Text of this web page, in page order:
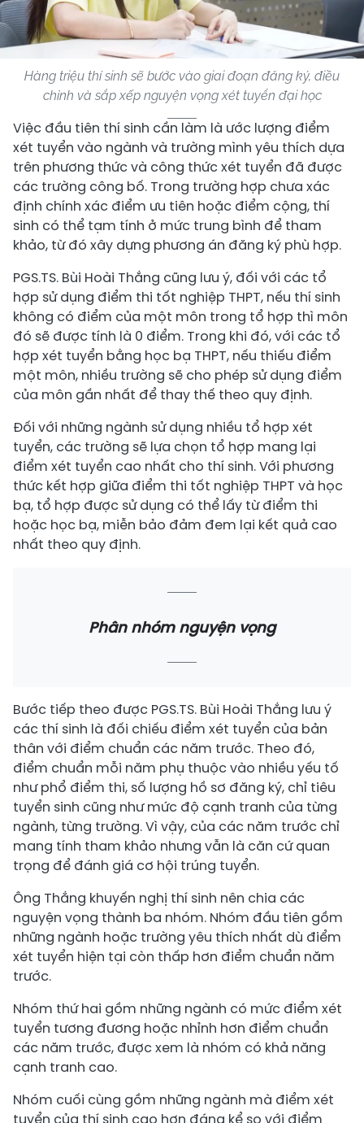
Hàng triệu thí sinh sẽ bước vào giai đoạn đăng ký, điều
chỉnh và sắp xếp nguyện vọng xét tuyển đại học
Việc đầu tiên thí sinh cần làm là ước lượng điểm
xét tuyển vào ngành và trường mình yêu thích dựa
trên phương thức và công thức xét tuyển đã được
các trường công bố. Trong trường hợp chưa xác
định chính xác điểm ưu tiên hoặc điểm cộng, thí
sinh có thể tạm tính ở mức trung bình để tham
khảo, từ đó xây dựng phương án đăng ký phù hợp.
PGS.TS. Bùi Hoài Thắng cũng lưu ý, đối với các tổ
hợp sử dụng điểm thi tốt nghiệp THPT, nếu thí sinh
không có điểm của một môn trong tổ hợp thì môn
đó sẽ được tính là 0 điểm. Trong khi đó, với các tổ
hợp xét tuyển bằng học bạ THPT, nếu thiếu điểm
một môn, nhiều trường sẽ cho phép sử dụng điểm
của môn gần nhất để thay thế theo quy định.
Đối với những ngành sử dụng nhiều tổ hợp xét
tuyển, các trường sẽ lựa chọn tổ hợp mang lại
điểm xét tuyển cao nhất cho thí sinh. Với phương
thức kết hợp giữa điểm thi tốt nghiệp THPT và học
bạ, tổ hợp được sử dụng có thể lấy từ điểm thi
hoặc học bạ, miễn bảo đảm đem lại kết quả cao
nhất theo quy định.
Phân nhóm nguyện vọng
Bước tiếp theo được PGS.TS. Bùi Hoài Thắng lưu ý
các thí sinh là đối chiếu điểm xét tuyển của bản
thân với điểm chuẩn các năm trước. Theo đó,
điểm chuẩn mỗi năm phụ thuộc vào nhiều yếu tố
như phổ điểm thi, số lượng hồ sơ đăng ký, chỉ tiêu
tuyển sinh cũng như mức độ cạnh tranh của từng
ngành, từng trường. Vì vậy, của các năm trước chỉ
mang tính tham khảo nhưng vẫn là căn cứ quan
trọng để đánh giá cơ hội trúng tuyển.
Ông Thắng khuyến nghị thí sinh nên chia các
nguyện vọng thành ba nhóm. Nhóm đầu tiên gồm
những ngành hoặc trường yêu thích nhất dù điểm
xét tuyển hiện tại còn thấp hơn điểm chuẩn năm
trước.
Nhóm thứ hai gồm những ngành có mức điểm xét
tuyển tương đương hoặc nhỉnh hơn điểm chuẩn
các năm trước, được xem là nhóm có khả năng
cạnh tranh cao.
Nhóm cuối cùng gồm những ngành mà điểm xét